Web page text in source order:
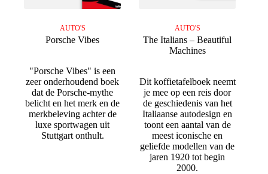
AUTO'S
Porsche Vibes
"Porsche Vibes" is een
zeer onderhoudend boek
dat de Porsche-mythe
belicht en het merk en de
merkbeleving achter de
luxe sportwagen uit
Stuttgart onthult.
AUTO'S
The Italians – Beautiful
Machines
Dit koffietafelboek neemt
je mee op een reis door
de geschiedenis van het
Italiaanse autodesign en
toont een aantal van de
meest iconische en
geliefde modellen van de
jaren 1920 tot begin
2000.